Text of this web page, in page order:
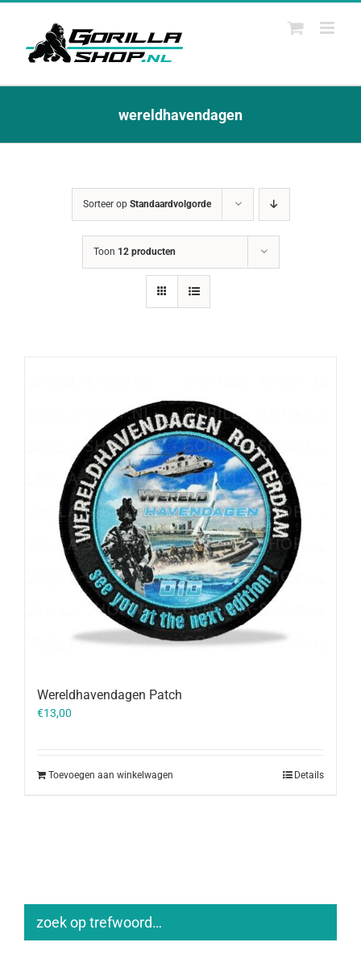
Ga
wereldhavendagen
Sorteer op Standaardvolgorde
Toon 12 producten
Wereldhavendagen Patch
€13,00
Toevoegen aan winkelwagen Details
zoek op trefwoord…